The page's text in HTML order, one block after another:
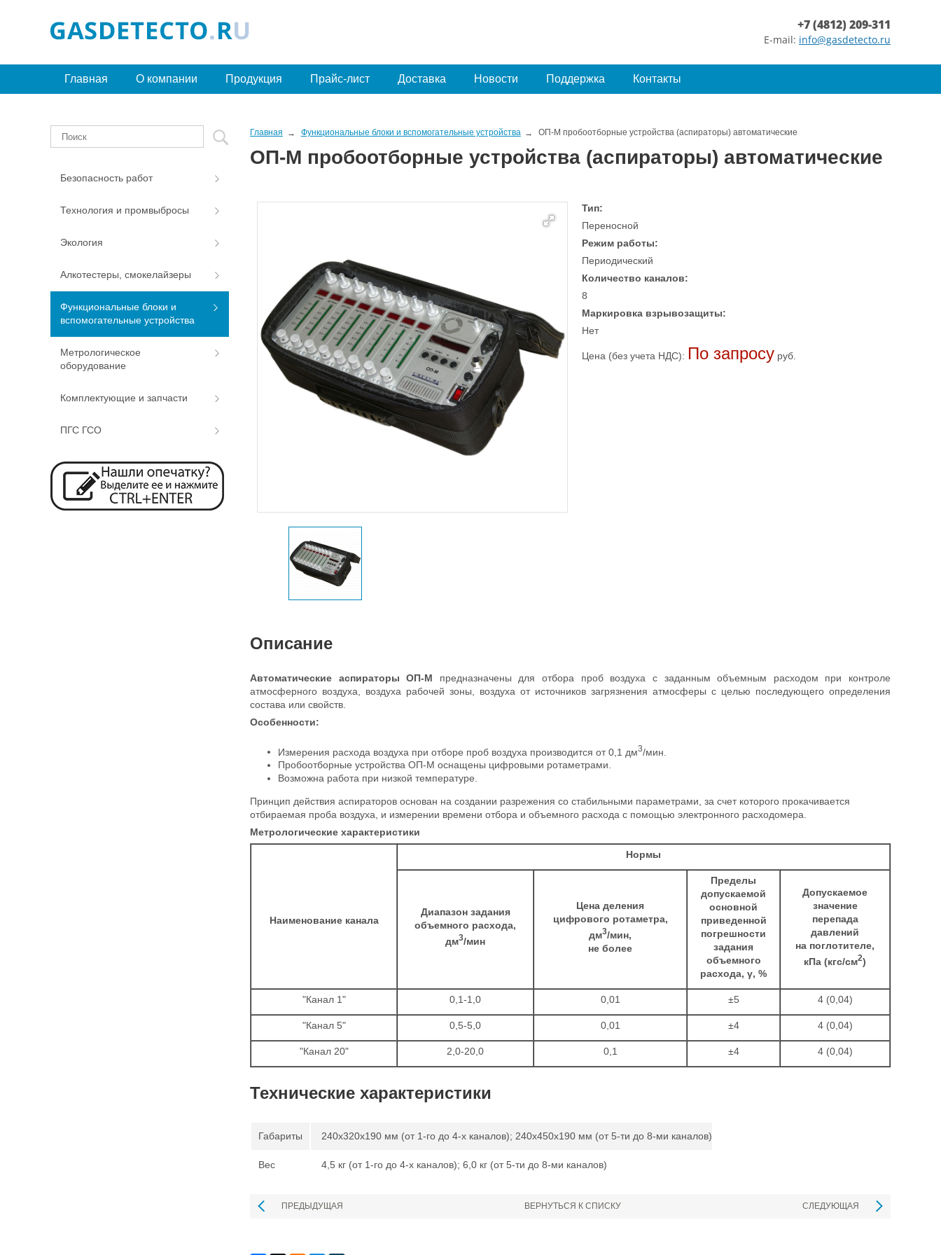
+7 (4812) 209-311
E-mail: info@gasdetecto.ru
Главная О компании Продукция Прайс-лист Доставка Новости Поддержка Контакты
Главная Функциональные блоки и вспомогательные устройства ОП-М пробоотборные устройства (аспираторы) автоматические
ОП-М пробоотборные устройства (аспираторы) автоматические
Тип:
Переносной
Режим работы:
Периодический
Количество каналов:
8
Маркировка взрывозащиты:
Нет
Цена (без учета НДС): По запросу руб.
Описание
Автоматические аспираторы ОП-М предназначены для отбора проб воздуха с заданным объемным расходом при контроле
атмосферного воздуха, воздуха рабочей зоны, воздуха от источников загрязнения атмосферы с целью последующего определения
состава или свойств.
Особенности:
Измерения расхода воздуха при отборе проб воздуха производится от 0,1 дм3/мин.
Пробоотборные устройства ОП-М оснащены цифровыми ротаметрами.
Возможна работа при низкой температуре.
Принцип действия аспираторов основан на создании разрежения со стабильными параметрами, за счет которого прокачивается
отбираемая проба воздуха, и измерении времени отбора и объемного расхода с помощью электронного расходомера.
Метрологические характеристики
Наименование канала
Нормы
Диапазон задания
объемного расхода,
дм3/мин
Цена деления
цифрового ротаметра,
дм3/мин,
не более
Пределы
допускаемой
основной
приведенной
погрешности
задания
объемного
расхода, γ, %
Допускаемое
значение
перепада
давлений
на поглотителе,
кПа (кгс/см2)
"Канал 1" 0,1-1,0 0,01 ±5 4 (0,04)
"Канал 5" 0,5-5,0 0,01 ±4 4 (0,04)
"Канал 20" 2,0-20,0 0,1 ±4 4 (0,04)
Технические характеристики
Габариты 240х320х190 мм (от 1-го до 4-х каналов); 240х450х190 мм (от 5-ти до 8-ми каналов)
Вес 4,5 кг (от 1-го до 4-х каналов); 6,0 кг (от 5-ти до 8-ми каналов)
ПРЕДЫДУЩАЯ ВЕРНУТЬСЯ К СПИСКУ СЛЕДУЮЩАЯ
Безопасность работ
Технология и промвыбросы
Экология
Алкотестеры, смокелайзеры
Функциональные блоки и
вспомогательные устройства
Метрологическое
оборудование
Комплектующие и запчасти
ПГС ГСО